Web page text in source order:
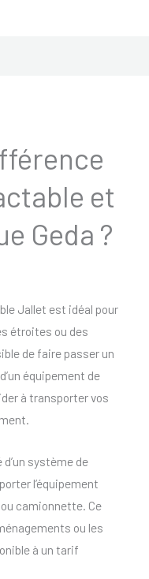
et
Geda ?
Jallet est idéal pour
étroites ou des
de faire passer un
équipement de
à transporter vos
système de
l’équipement
camionnette. Ce
ou les
à un tarif